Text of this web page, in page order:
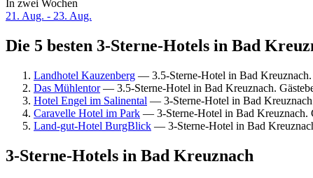
In zwei Wochen
21. Aug. - 23. Aug.
Die 5 besten 3-Sterne-Hotels in Bad
Landhotel Kauzenberg — 3.5-Sterne-Hotel in Bad
Das Mühlentor— 3.5-Sterne-Hotel in Bad Kreuznach.
Hotel Engel im Salinental — 3-Sterne-Hotel in Bad
Caravelle Hotel im Park — 3-Sterne-Hotel in Bad Kreuznach.
Land-gut-Hotel BurgBlick — 3-Sterne-Hotel in Bad
3-Sterne-Hotels in Bad Kreuznach